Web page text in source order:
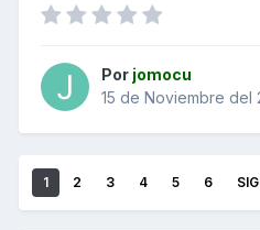
Por jomocu
15 de Noviembre del
1 2 3 4 5 6